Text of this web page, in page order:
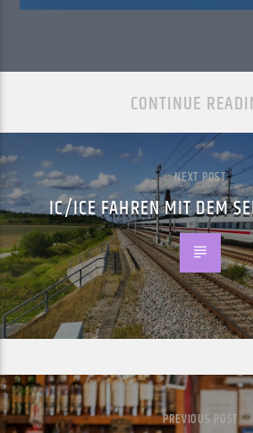
CONTINUE
NEXT POST
IC/ICE FAHREN MIT DEM
PREVIOUS POST